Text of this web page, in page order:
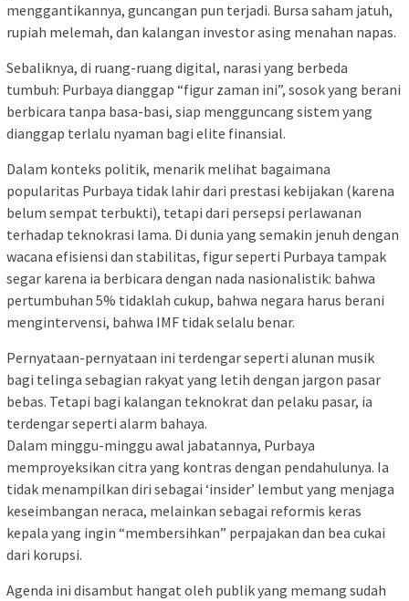
menggantikannya, guncangan pun terjadi. Bursa saham jatuh,
rupiah melemah, dan kalangan investor asing menahan napas.
Sebaliknya, di ruang-ruang digital, narasi yang berbeda
tumbuh: Purbaya dianggap “figur zaman ini”, sosok yang berani
berbicara tanpa basa-basi, siap mengguncang sistem yang
dianggap terlalu nyaman bagi elite finansial.
Dalam konteks politik, menarik melihat bagaimana
popularitas Purbaya tidak lahir dari prestasi kebijakan (karena
belum sempat terbukti), tetapi dari persepsi perlawanan
terhadap teknokrasi lama. Di dunia yang semakin jenuh dengan
wacana efisiensi dan stabilitas, figur seperti Purbaya tampak
segar karena ia berbicara dengan nada nasionalistik: bahwa
pertumbuhan 5% tidaklah cukup, bahwa negara harus berani
mengintervensi, bahwa IMF tidak selalu benar.
Pernyataan-pernyataan ini terdengar seperti alunan musik
bagi telinga sebagian rakyat yang letih dengan jargon pasar
bebas. Tetapi bagi kalangan teknokrat dan pelaku pasar, ia
terdengar seperti alarm bahaya.
Dalam minggu-minggu awal jabatannya, Purbaya
memproyeksikan citra yang kontras dengan pendahulunya. Ia
tidak menampilkan diri sebagai ‘insider’ lembut yang menjaga
keseimbangan neraca, melainkan sebagai reformis keras
kepala yang ingin “membersihkan” perpajakan dan bea cukai
dari korupsi.
Agenda ini disambut hangat oleh publik yang memang sudah